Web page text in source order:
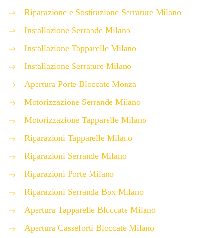
Riparazione e Sostituzione Serrature Milano
Installazione Serrande Milano
Installazione Tapparelle Milano
Installazione Serrature Milano
Apertura Porte Bloccate Monza
Motorizzazione Serrande Milano
Motorizzazione Tapparelle Milano
Riparazioni Tapparelle Milano
Riparazioni Serrande Milano
Riparazioni Porte Milano
Riparazioni Serranda Box Milano
Apertura Tapparelle Bloccate Milano
Apertura Casseforti Bloccate Milano